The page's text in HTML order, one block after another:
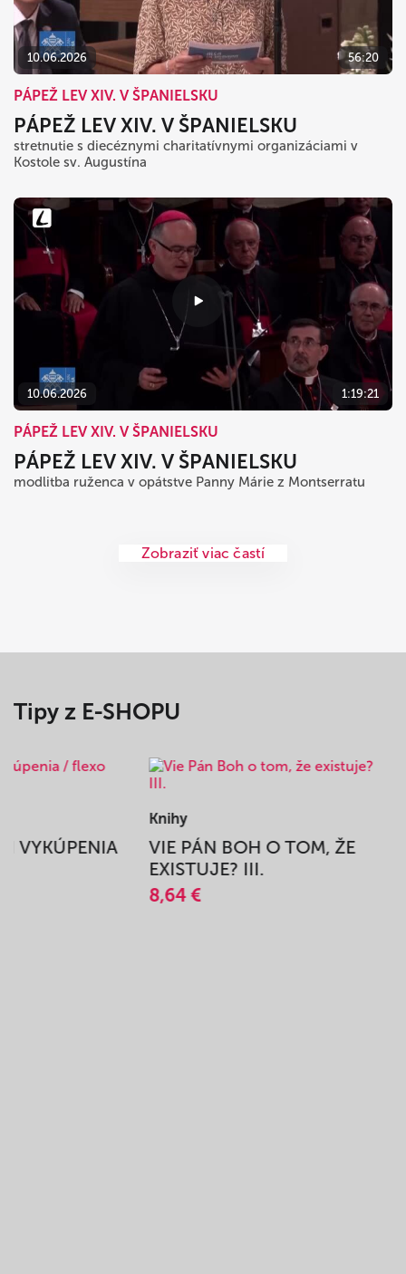
10.06.2026 56:20
PÁPEŽ LEV XIV. V ŠPANIELSKU
PÁPEŽ LEV XIV. V ŠPANIELSKU
stretnutie s diecéznymi charitatívnymi organizáciami v
Kostole sv. Augustína
10.06.2026 1:19:21
PÁPEŽ LEV XIV. V ŠPANIELSKU
PÁPEŽ LEV XIV. V ŠPANIELSKU
modlitba ruženca v opátstve Panny Márie z Montserratu
Zobraziť viac častí
Tipy z E-SHOPU
VYKÚPENIA
Knihy
VIE PÁN BOH O TOM, ŽE
EXISTUJE? III.
8,64 €